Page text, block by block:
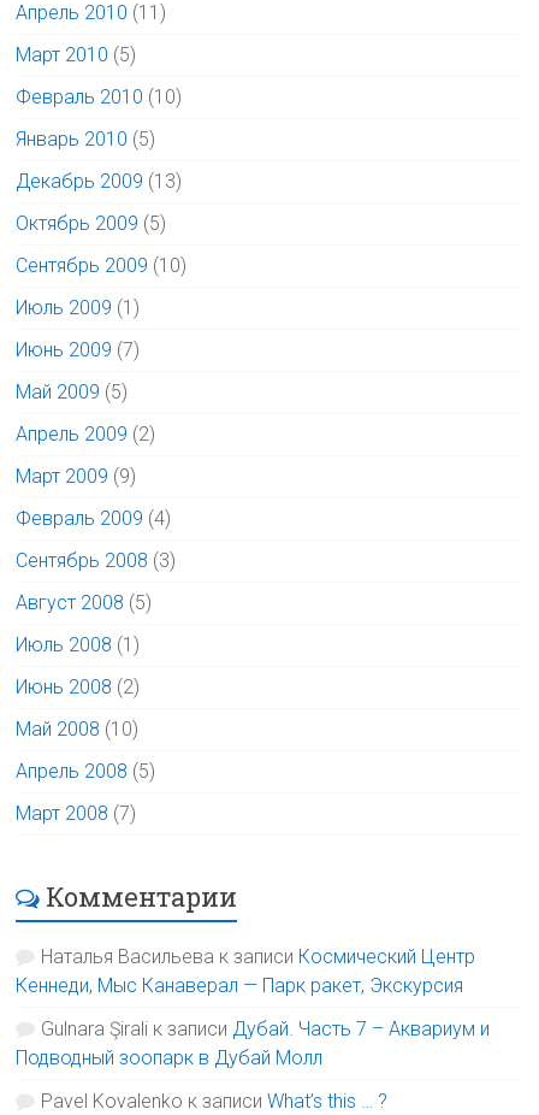
Апрель 2010 (11)
Март 2010 (5)
Февраль 2010 (10)
Январь 2010 (5)
Декабрь 2009 (13)
Октябрь 2009 (5)
Сентябрь 2009 (10)
Июль 2009 (1)
Июнь 2009 (7)
Май 2009 (5)
Апрель 2009 (2)
Март 2009 (9)
Февраль 2009 (4)
Сентябрь 2008 (3)
Август 2008 (5)
Июль 2008 (1)
Июнь 2008 (2)
Май 2008 (10)
Апрель 2008 (5)
Март 2008 (7)
Комментарии
Наталья Васильева к записи Космический Центр
Кеннеди, Мыс Канаверал — Парк ракет, Экскурсия
Gulnara Şirali к записи Дубай. Часть 7 – Аквариум и
Подводный зоопарк в Дубай Молл
Pavel Kovalenko к записиWhat’s this … ?